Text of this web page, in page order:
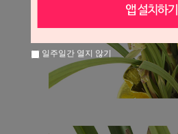
일주일간 열지 않기